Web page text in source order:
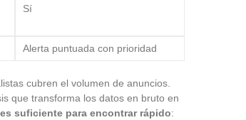
Sí
Alerta puntuada con prioridad
cubren el volumen de anuncios.
que transforma los datos en bruto en
suficiente para encontrar rápido: